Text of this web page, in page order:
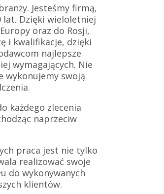
Jesteśmy firmą,
lat. Dzięki wieloletniej
oraz do Rosji,
i kwalifikacje, dzięki
najlepsze
wymagających. Nie
wykonujemy swoją
każdego zlecenia
naprzeciw
praca jest nie tylko
realizować swoje
do wykonywanych
klientów.